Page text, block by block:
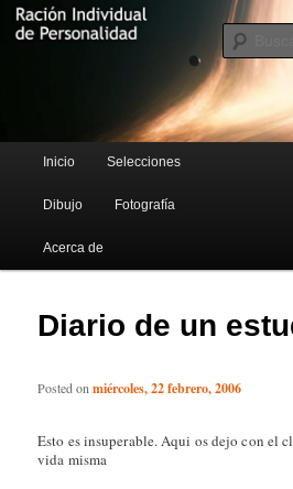
Ración Individual
Blog de Rufus Gefangenen
Menú principal
Ir al contenido principal
Ir al contenido secundario
Inicio Selecciones
Dibujo Fotografía
Acerca de
Diario de un
Posted onmiércoles, 22 febrero, 2006
Esto es insuperable. Aqui os dejo con el
vida misma